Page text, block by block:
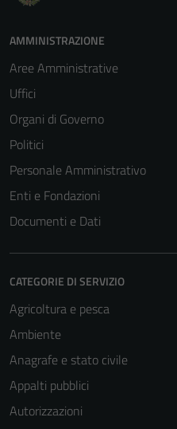
AMMINISTRAZIONE
Aree Amministrative
Uffici
Organi di Governo
Politici
Personale Amministrativo
Enti e Fondazioni
Documenti e Dati
CATEGORIE DI SERVIZIO
Agricoltura e pesca
Ambiente
Anagrafe e stato civile
Appalti pubblici
Autorizzazioni